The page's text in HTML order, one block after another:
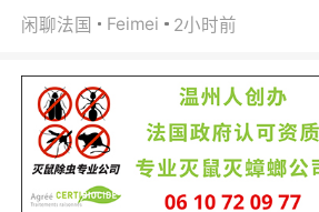
闲聊法国 Feimei 2小时前